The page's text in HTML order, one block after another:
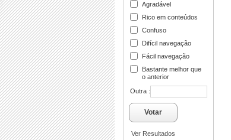
Agradável
Rico em conteúdos
Confuso
Difícil navegação
Fácil navegação
Bastante melhor que
o anterior
Outra :
Votar
Ver Resultados